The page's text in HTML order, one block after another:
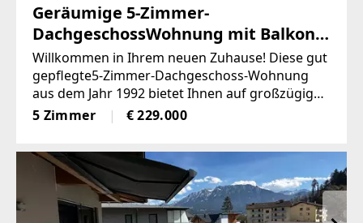
Geräumige 5-Zimmer-
DachgeschossWohnung mit Balkon
in Frauental (Provisionsfrei)
Willkommen in Ihrem neuen Zuhause! Diese gut
gepflegte5-Zimmer-Dachgeschoss-Wohnung
aus dem Jahr 1992 bietet Ihnen auf großzügigen
12qm Balkonfläche die perfekte Möglichkeit,
entspannte Stunden im Freien zugenießen. Mit
5 Zimmer € 229.000